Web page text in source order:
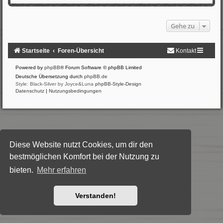
Diese Website nutzt Cookies, um dir den
bestmöglichen Komfort bei der Nutzung zu
bieten. Mehr erfahren
Verstanden!
Gehe zu
Startseite Foren-Übersicht Kontakt
Powered by phpBB® Forum Software © phpBB Limited
Deutsche Übersetzung durch phpBB.de
Style: Black-Silver by Joyce&Luna phpBB-Style-Design
Datenschutz | Nutzungsbedingungen